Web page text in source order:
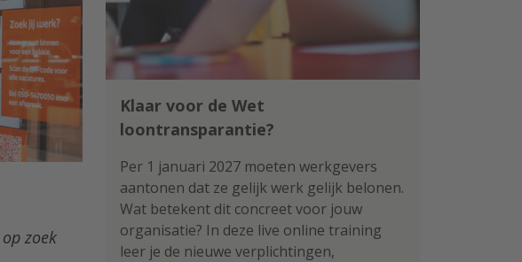
zoek
Klaar voor de Wet
loontransparantie?
Per 1 januari 2027 moeten werkgevers
aantonen dat ze gelijk werk gelijk belonen.
Wat betekent dit concreet voor jouw
organisatie? In deze live online training
leer je de nieuwe verplichtingen,